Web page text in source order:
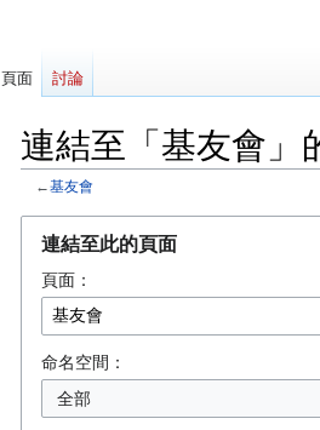
連結至「基友會」
←基友會
連結至此的頁面
頁面：
命名空間：
全部
頁面 討論